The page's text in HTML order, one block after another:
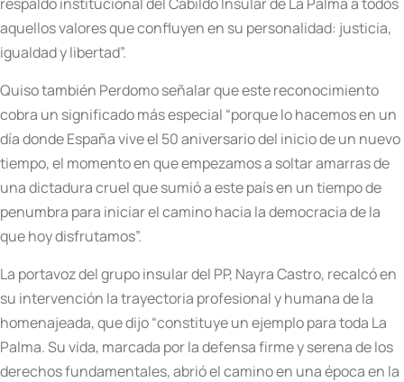
aquellos valores que confluyen en su personalidad: justicia,
igualdad y libertad”.
Quiso también Perdomo señalar que este reconocimiento
cobra un significado más especial “porque lo hacemos en un
día donde España vive el 50 aniversario del inicio de un nuevo
tiempo, el momento en que empezamos a soltar amarras de
una dictadura cruel que sumió a este país en un tiempo de
penumbra para iniciar el camino hacia la democracia de la
que hoy disfrutamos”.
La portavoz del grupo insular del PP, Nayra Castro, recalcó en
su intervención la trayectoria profesional y humana de la
homenajeada, que dijo “constituye un ejemplo para toda La
Palma. Su vida, marcada por la defensa firme y serena de los
derechos fundamentales, abrió el camino en una época en la